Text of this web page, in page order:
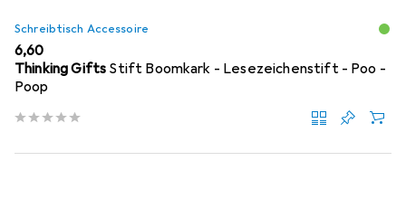
Schreibtisch Accessoire
EUR
6,60
Thinking Gifts Stift Boomkark - Lesezeichenstift - Poo -
Poop